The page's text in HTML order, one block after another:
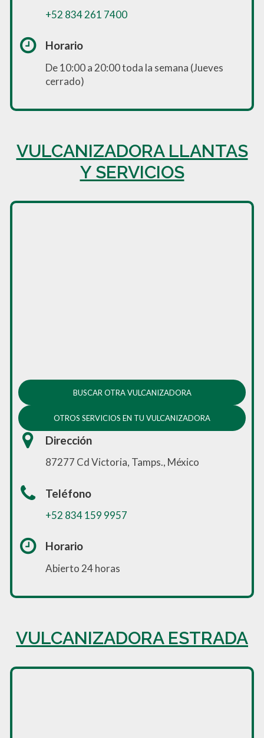
+52 834 261 7400
Horario
De 10:00 a 20:00 toda la semana (Jueves
cerrado)
VULCANIZADORA LLANTAS
Y SERVICIOS
BUSCAR OTRA VULCANIZADORA
OTROS SERVICIOS EN TU VULCANIZADORA
Dirección
87277 Cd Victoria, Tamps., México
Teléfono
+52 834 159 9957
Horario
Abierto 24 horas
VULCANIZADORA ESTRADA